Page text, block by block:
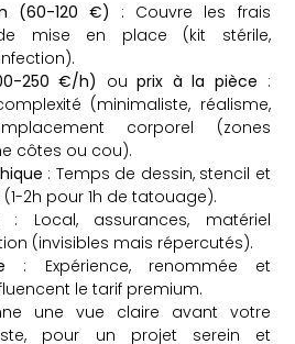
(60-120 €) : Couvre les frais
mise en place (kit stérile,
250 €/h)
ouprix à la pièce :
(minimaliste, réalisme,
corporel (zones
côtes ou cou).
: Temps de dessin, stencil et
2h pour 1h de tatouage).
: Local, assurances, matériel
(invisibles mais répercutés).
: Expérience, renommée et
le tarif premium.
une vue claire avant votre
pour un projet serein et